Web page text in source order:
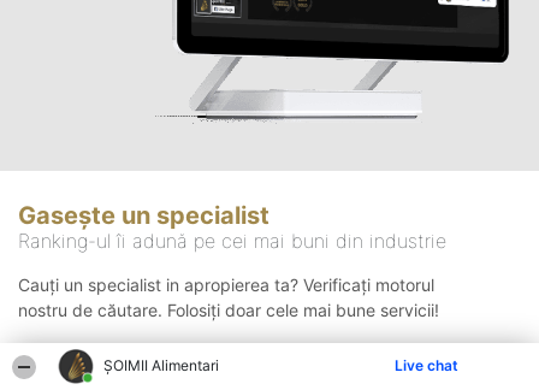
ŞOIMII Alimentari Live chat
Gasește un specialist
Ranking-ul îi adună pe cei mai buni din industrie
Cauți un specialist in apropierea ta? Verificați motorul
nostru de căutare. Folosiți doar cele mai bune servicii!